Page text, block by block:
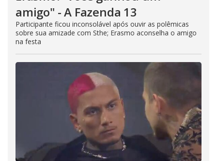
amigo" - A Fazenda 13
Participante ficou inconsolável após ouvir as polêmicas
sobre sua amizade com Sthe; Erasmo aconselha o amigo
na festa